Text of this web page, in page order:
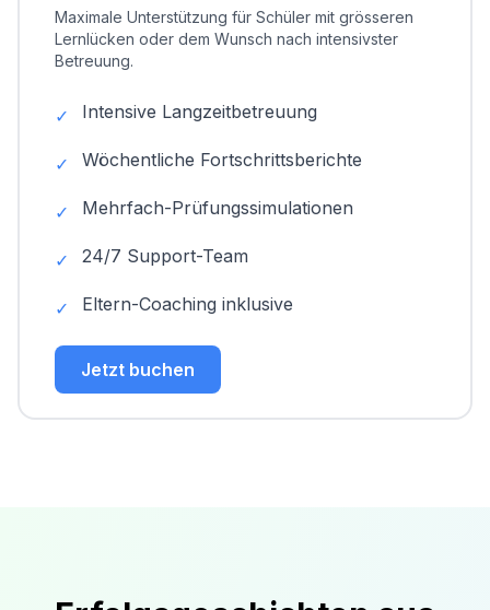
Maximale Unterstützung für Schüler mit grösseren
Lernlücken oder dem Wunsch nach intensivster
Betreuung.
✓ Intensive Langzeitbetreuung
✓ Wöchentliche Fortschrittsberichte
✓ Mehrfach-Prüfungssimulationen
✓ 24/7 Support-Team
✓ Eltern-Coaching inklusive
Jetzt buchen